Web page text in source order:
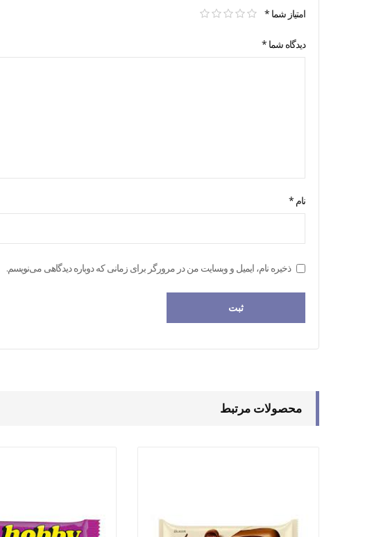
امتیاز شما *
دیدگاه شما *
نام *
ذخیره نام، ایمیل و وبسایت من در مرورگر برای زمانی که دوباره دیدگاهی می‌نویسم.
محصولات مرتبط